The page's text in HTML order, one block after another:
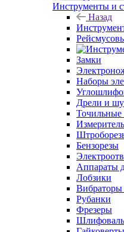
Инструменты и
Назад
Замки
Наборы
Дрели и
Точильные
Бензорезы
Аппараты
Лобзики
Вибраторы
Рубанки
Фрезеры